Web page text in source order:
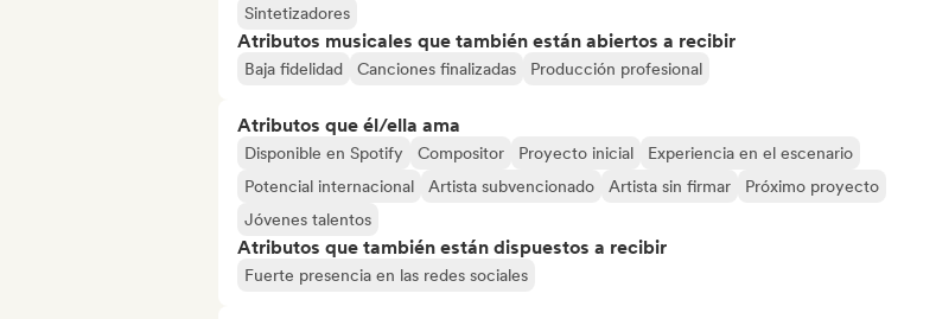
Sintetizadores
Atributos musicales que también están abiertos a recibir
Baja fidelidad Canciones finalizadas Producción profesional
Atributos que él/ella ama
Disponible en Spotify Compositor Proyecto inicial
Experiencia en el escenario
Potencial internacional
Artista subvencionado Artista sin firmar
Próximo proyecto
Jóvenes talentos
Atributos que también están dispuestos a recibir
Fuerte presencia en las redes sociales